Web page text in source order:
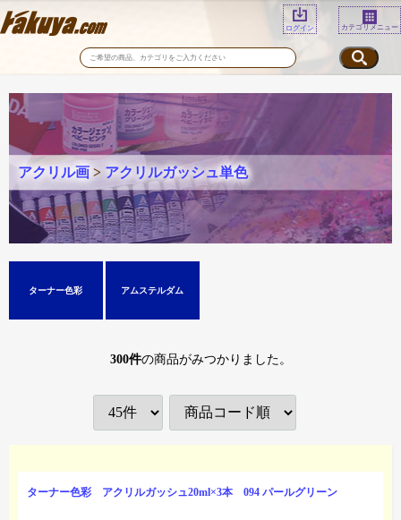
ログイン カテゴリメニュー
アクリル画 > アクリルガッシュ単色
ターナー色彩 アムステルダム
300件の商品がみつかりました。
ターナー色彩 アクリルガッシュ20ml×3本 094 パールグリーン